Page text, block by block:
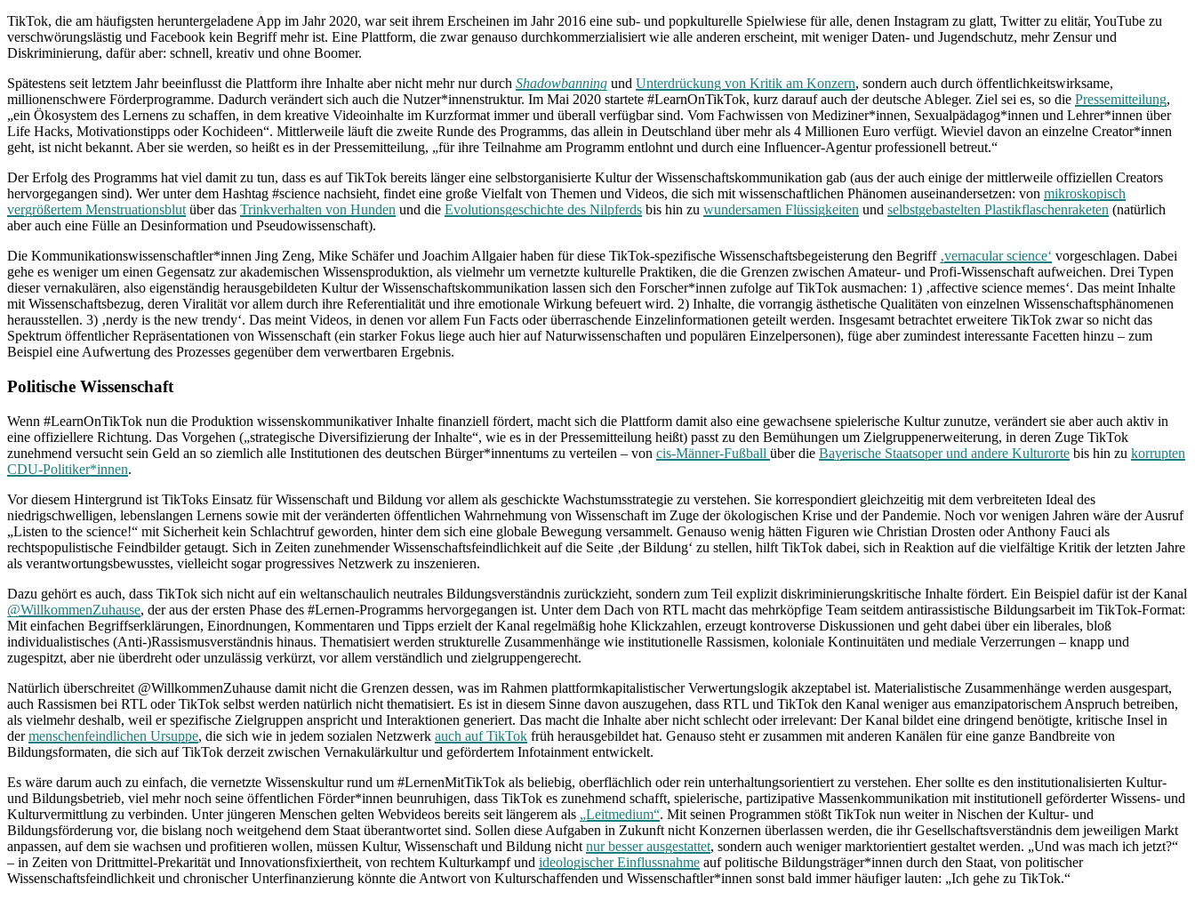
TikTok, die am häufigsten heruntergeladene App im Jahr 2020, war seit ihrem Erscheinen im Jahr 2016 eine sub- und popkulturelle Spielwiese für alle, denen Instagram zu glatt, Twitter zu elitär, YouTube zu
verschwörungslästig und Facebook kein Begriff mehr ist. Eine Plattform, die zwar genauso durchkommerzialisiert wie alle anderen erscheint, mit weniger Daten- und Jugendschutz, mehr Zensur und
Diskriminierung, dafür aber: schnell, kreativ und ohne Boomer.
Spätestens seit letztem Jahr beeinflusst die Plattform ihre Inhalte aber nicht mehr nur durch Shadowbanning und Unterdrückung von Kritik am Konzern, sondern auch durch öffentlichkeitswirksame,
millionenschwere Förderprogramme. Dadurch verändert sich auch die Nutzer*innenstruktur. Im Mai 2020 startete #LearnOnTikTok, kurz darauf auch der deutsche Ableger. Ziel sei es, so die Pressemitteilung,
„ein Ökosystem des Lernens zu schaffen, in dem kreative Videoinhalte im Kurzformat immer und überall verfügbar sind. Vom Fachwissen von Mediziner*innen, Sexualpädagog*innen und Lehrer*innen über
Life Hacks, Motivationstipps oder Kochideen“. Mittlerweile läuft die zweite Runde des Programms, das allein in Deutschland über mehr als 4 Millionen Euro verfügt. Wieviel davon an einzelne Creator*innen
geht, ist nicht bekannt. Aber sie werden, so heißt es in der Pressemitteilung, „für ihre Teilnahme am Programm entlohnt und durch eine Influencer-Agentur professionell betreut.“
Der Erfolg des Programms hat viel damit zu tun, dass es auf TikTok bereits länger eine selbstorganisierte Kultur der Wissenschaftskommunikation gab (aus der auch einige der mittlerweile offiziellen Creators
hervorgegangen sind). Wer unter dem Hashtag #science nachsieht, findet eine große Vielfalt von Themen und Videos, die sich mit wissenschaftlichen Phänomen auseinandersetzen: von mikroskopisch
vergrößertem Menstruationsblut über das Trinkverhalten von Hunden und die Evolutionsgeschichte des Nilpferds bis hin zu wundersamen Flüssigkeiten und selbstgebastelten Plastikflaschenraketen (natürlich
aber auch eine Fülle an Desinformation und Pseudowissenschaft).
Die Kommunikationswissenschaftler*innen Jing Zeng, Mike Schäfer und Joachim Allgaier haben für diese TikTok-spezifische Wissenschaftsbegeisterung den Begriff ‚vernacular science‘ vorgeschlagen. Dabei
gehe es weniger um einen Gegensatz zur akademischen Wissensproduktion, als vielmehr um vernetzte kulturelle Praktiken, die die Grenzen zwischen Amateur- und Profi-Wissenschaft aufweichen. Drei Typen
dieser vernakulären, also eigenständig herausgebildeten Kultur der Wissenschaftskommunikation lassen sich den Forscher*innen zufolge auf TikTok ausmachen: 1) ‚affective science memes‘. Das meint Inhalte
mit Wissenschaftsbezug, deren Viralität vor allem durch ihre Referentialität und ihre emotionale Wirkung befeuert wird. 2) Inhalte, die vorrangig ästhetische Qualitäten von einzelnen Wissenschaftsphänomenen
herausstellen. 3) ‚nerdy is the new trendy‘. Das meint Videos, in denen vor allem Fun Facts oder überraschende Einzelinformationen geteilt werden. Insgesamt betrachtet erweitere TikTok zwar so nicht das
Spektrum öffentlicher Repräsentationen von Wissenschaft (ein starker Fokus liege auch hier auf Naturwissenschaften und populären Einzelpersonen), füge aber zumindest interessante Facetten hinzu – zum
Beispiel eine Aufwertung des Prozesses gegenüber dem verwertbaren Ergebnis.
Politische Wissenschaft
Wenn #LearnOnTikTok nun die Produktion wissenskommunikativer Inhalte finanziell fördert, macht sich die Plattform damit also eine gewachsene spielerische Kultur zunutze, verändert sie aber auch aktiv in
eine offiziellere Richtung. Das Vorgehen („strategische Diversifizierung der Inhalte“, wie es in der Pressemitteilung heißt) passt zu den Bemühungen um Zielgruppenerweiterung, in deren Zuge TikTok
zunehmend versucht sein Geld an so ziemlich alle Institutionen des deutschen Bürger*innentums zu verteilen – von cis-Männer-Fußball über die Bayerische Staatsoper und andere Kulturorte bis hin zu korrupten
CDU-Politiker*innen.
Vor diesem Hintergrund ist TikToks Einsatz für Wissenschaft und Bildung vor allem als geschickte Wachstumsstrategie zu verstehen. Sie korrespondiert gleichzeitig mit dem verbreiteten Ideal des
niedrigschwelligen, lebenslangen Lernens sowie mit der veränderten öffentlichen Wahrnehmung von Wissenschaft im Zuge der ökologischen Krise und der Pandemie. Noch vor wenigen Jahren wäre der Ausruf
„Listen to the science!“ mit Sicherheit kein Schlachtruf geworden, hinter dem sich eine globale Bewegung versammelt. Genauso wenig hätten Figuren wie Christian Drosten oder Anthony Fauci als
rechtspopulistische Feindbilder getaugt. Sich in Zeiten zunehmender Wissenschaftsfeindlichkeit auf die Seite ‚der Bildung‘ zu stellen, hilft TikTok dabei, sich in Reaktion auf die vielfältige Kritik der letzten Jahre
als verantwortungsbewusstes, vielleicht sogar progressives Netzwerk zu inszenieren.
Dazu gehört es auch, dass TikTok sich nicht auf ein weltanschaulich neutrales Bildungsverständnis zurückzieht, sondern zum Teil explizit diskriminierungskritische Inhalte fördert. Ein Beispiel dafür ist der Kanal
@WillkommenZuhause, der aus der ersten Phase des #Lernen-Programms hervorgegangen ist. Unter dem Dach von RTL macht das mehrköpfige Team seitdem antirassistische Bildungsarbeit im TikTok-Format:
Mit einfachen Begriffserklärungen, Einordnungen, Kommentaren und Tipps erzielt der Kanal regelmäßig hohe Klickzahlen, erzeugt kontroverse Diskussionen und geht dabei über ein liberales, bloß
individualistisches (Anti-)Rassismusverständnis hinaus. Thematisiert werden strukturelle Zusammenhänge wie institutionelle Rassismen, koloniale Kontinuitäten und mediale Verzerrungen – knapp und
zugespitzt, aber nie überdreht oder unzulässig verkürzt, vor allem verständlich und zielgruppengerecht.
Natürlich überschreitet @WillkommenZuhause damit nicht die Grenzen dessen, was im Rahmen plattformkapitalistischer Verwertungslogik akzeptabel ist. Materialistische Zusammenhänge werden ausgespart,
auch Rassismen bei RTL oder TikTok selbst werden natürlich nicht thematisiert. Es ist in diesem Sinne davon auszugehen, dass RTL und TikTok den Kanal weniger aus emanzipatorischem Anspruch betreiben,
als vielmehr deshalb, weil er spezifische Zielgruppen anspricht und Interaktionen generiert. Das macht die Inhalte aber nicht schlecht oder irrelevant: Der Kanal bildet eine dringend benötigte, kritische Insel in
dermenschenfeindlichen Ursuppe, die sich wie in jedem sozialen Netzwerk auch auf TikTok früh herausgebildet hat. Genauso steht er zusammen mit anderen Kanälen für eine ganze Bandbreite von
Bildungsformaten, die sich auf TikTok derzeit zwischen Vernakulärkultur und gefördertem Infotainment entwickelt.
Es wäre darum auch zu einfach, die vernetzte Wissenskultur rund um #LernenMitTikTok als beliebig, oberflächlich oder rein unterhaltungsorientiert zu verstehen. Eher sollte es den institutionalisierten Kultur-
und Bildungsbetrieb, viel mehr noch seine öffentlichen Förder*innen beunruhigen, dass TikTok es zunehmend schafft, spielerische, partizipative Massenkommunikation mit institutionell geförderter Wissens- und
Kulturvermittlung zu verbinden. Unter jüngeren Menschen gelten Webvideos bereits seit längerem als „Leitmedium“. Mit seinen Programmen stößt TikTok nun weiter in Nischen der Kultur- und
Bildungsförderung vor, die bislang noch weitgehend dem Staat überantwortet sind. Sollen diese Aufgaben in Zukunft nicht Konzernen überlassen werden, die ihr Gesellschaftsverständnis dem jeweiligen Markt
anpassen, auf dem sie wachsen und profitieren wollen, müssen Kultur, Wissenschaft und Bildung nicht nur besser ausgestattet, sondern auch weniger marktorientiert gestaltet werden. „Und was mach ich jetzt?“
– in Zeiten von Drittmittel-Prekarität und Innovationsfixiertheit, von rechtem Kulturkampf und ideologischer Einflussnahme auf politische Bildungsträger*innen durch den Staat, von politischer
Wissenschaftsfeindlichkeit und chronischer Unterfinanzierung könnte die Antwort von Kulturschaffenden und Wissenschaftler*innen sonst bald immer häufiger lauten: „Ich gehe zu TikTok.“